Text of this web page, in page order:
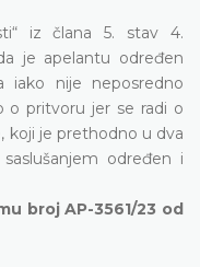
iz člana 5. stav 4.
je apelantu određen
iako nije neposredno
o pritvoru jer se radi o
koji je prethodno u dva
određen i
broj AP-3561/23 od